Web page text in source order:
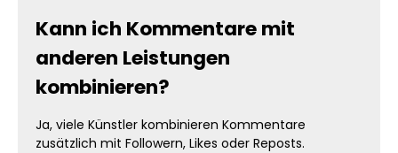
Kann ich Kommentare mit
anderen Leistungen
kombinieren?
Ja, viele Künstler kombinieren Kommentare
zusätzlich mit Followern, Likes oder Reposts.